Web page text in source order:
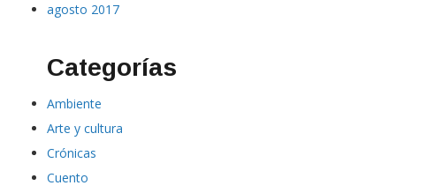
agosto 2017
Categorías
Ambiente
Arte y cultura
Crónicas
Cuento